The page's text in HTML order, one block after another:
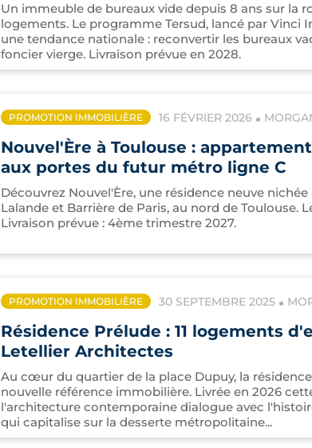
Un immeuble de bureaux vide depuis 8 ans sur la
logements. Le programme Tersud, lancé par Vinci
une tendance nationale : reconvertir les bureaux
foncier vierge. Livraison prévue en 2028.
PROMOTION IMMOBILIÈRE 16 FÉVRIER 2026
Nouvel'Ère à Toulouse :
aux portes du futur métro ligne C
Découvrez Nouvel'Ère, une résidence neuve
Lalande et Barrière de Paris, au nord de Toulouse.
Livraison prévue : 4ème trimestre 2027.
PROMOTION IMMOBILIÈRE 30 SEPTEMBRE 2025
Résidence Prélude : 11 logements
Letellier Architectes
Au cœur du quartier de la place Dupuy, la
nouvelle référence immobilière. Livrée en 2026
l'architecture contemporaine dialogue avec
qui capitalise sur la desserte métropolitaine...